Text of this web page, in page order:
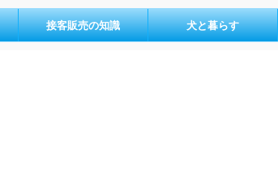
接客販売の知識 犬と暮らす